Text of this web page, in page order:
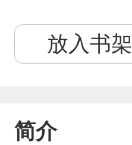
放入书架
简介